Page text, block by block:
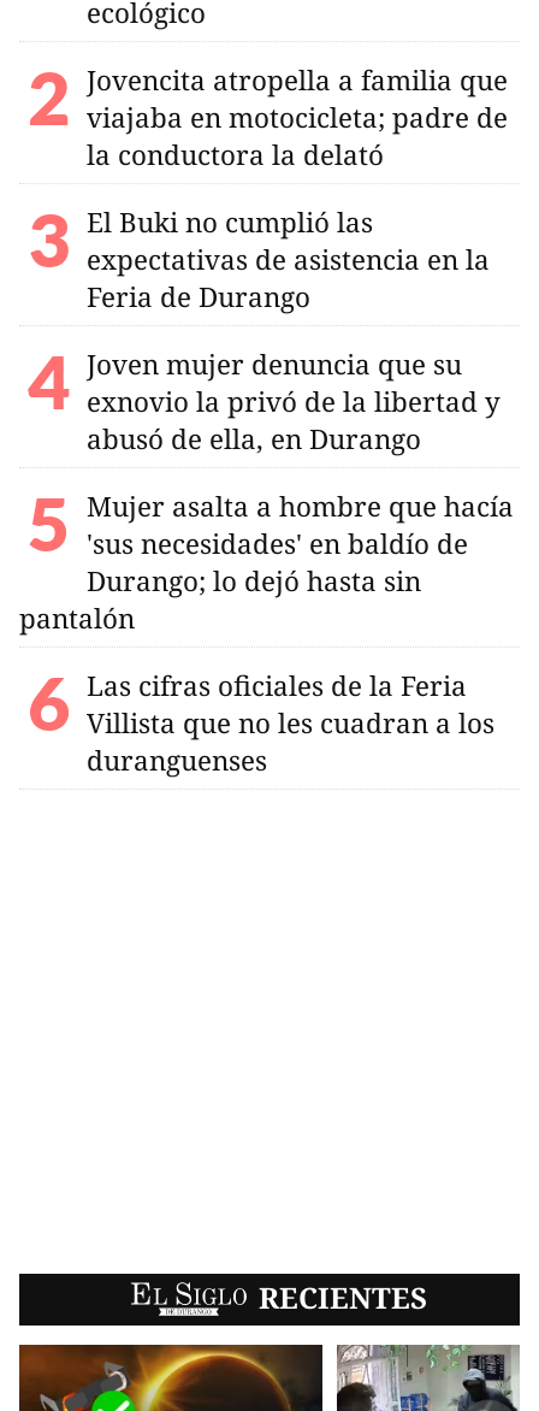
ecológico
Jovencita atropella a familia que
viajaba en motocicleta; padre de
la conductora la delató
El Buki no cumplió las
expectativas de asistencia en la
Feria de Durango
Joven mujer denuncia que su
exnovio la privó de la libertad y
abusó de ella, en Durango
Mujer asalta a hombre que hacía
'sus necesidades' en baldío de
Durango; lo dejó hasta sin
pantalón
Las cifras oficiales de la Feria
Villista que no les cuadran a los
duranguenses
EL SIGLO RECIENTES